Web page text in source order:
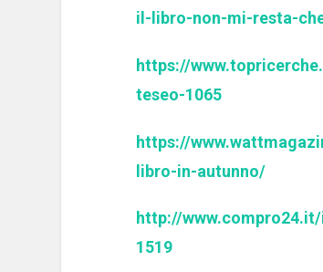
il-libro-non-mi-resta-
https://
teseo-1065
https://
libro-in-autunno/
http://
1519